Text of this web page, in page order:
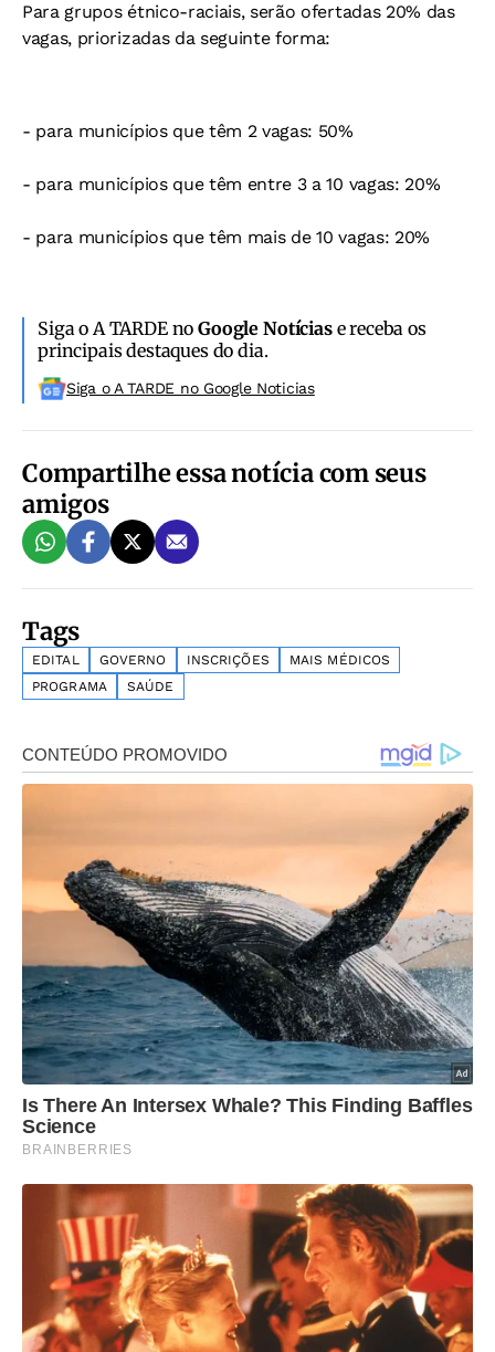
Para grupos étnico-raciais, serão ofertadas 20% das
vagas, priorizadas da seguinte forma:
- para municípios que têm 2 vagas: 50%
- para municípios que têm entre 3 a 10 vagas: 20%
- para municípios que têm mais de 10 vagas: 20%
Siga o A TARDE noGoogle Notíciase receba os
principais destaques do dia.
Siga o A TARDE no Google Noticias
Compartilhe essa notícia com seus
amigos
Tags
EDITAL GOVERNO INSCRIÇÕES
MAIS MÉDICOS
PROGRAMA
SAÚDE